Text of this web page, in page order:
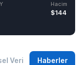
Hacim
$144
Veri Haberler